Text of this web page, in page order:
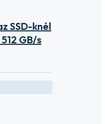
SSD-knél
GB/s